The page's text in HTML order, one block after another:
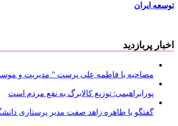
توسعه ایران
اخبار پربازدید
مصاحبه با فاطمه علی پرست ” مدیریت و
پورابراهیمی: توزیع کالابرگ به نفع مردم است
گفتگو با طاهره زاهد صفت مدیر پرستاری